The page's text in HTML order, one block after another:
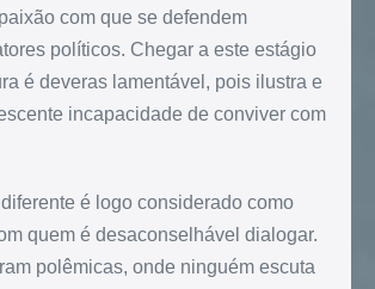
com que se defendem
políticos. Chegar a este estágio
é deveras lamentável, pois ilustra e
incapacidade de conviver com
é logo considerado como
quem é desaconselhável dialogar.
polêmicas, onde ninguém escuta